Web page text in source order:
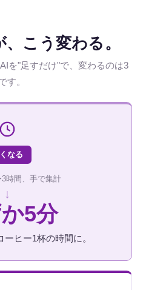
こう変わる。
を"足すだけ"で、変わるのは3
す。
なる
時間、手で集計
↓
5分
ヒー1杯の時間に。